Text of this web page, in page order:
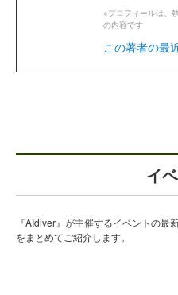
※プロフィールは、
の内容です
この著者の最
イ
『AIdiver』が主催するイベントの最
をまとめてご紹介します。